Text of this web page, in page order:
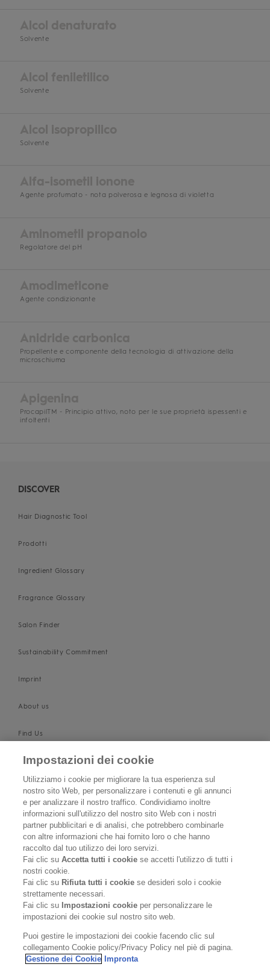
Alcol denaturato
Solvente
Alcol feniletilico
Solvente
Alcol isopropilico
Solvente
Alfa-isometil ionone
Agente profumato - nota polverosa e legnosa di violetta
Aminometil propanolo
Regolatore del pH
Amodimeticone
Agente condizionante
Anidride carbonica
Propellente e componente della tecnologia di attivazione della
microschiuma
Apigenina
ProcapilTM - Principio attivo, noto per le sue proprietà ispessenti e
infoltenti
DISCOVER
Hair Diagnostic Tool
Prodotti
Ingredient Glossary
Fragrance Glossary
Salon Finder
Sustainability Commitment
Imprint
About us
Find Us
SUPPORT
Contact Us
Become a Stockist
Privacy Policy
Cookie Policy
Terms & Conditions
FOLLOW US
Impostazioni dei cookie
Utilizziamo i cookie per migliorare la tua esperienza sul
nostro sito Web, per personalizzare i contenuti e gli annunci
e per analizzare il nostro traffico. Condividiamo inoltre
informazioni sull'utilizzo del nostro sito Web con i nostri
partner pubblicitari e di analisi, che potrebbero combinarle
con altre informazioni che hai fornito loro o che hanno
raccolto dal tuo utilizzo dei loro servizi.
Fai clic suAccetta tutti i cookie se accetti l'utilizzo di tutti i
nostri cookie.
Fai clic su Rifiuta tutti i cookie se desideri solo i cookie
strettamente necessari.
Fai clic su Impostazioni cookie per personalizzare le
impostazioni dei cookie sul nostro sito web.
Puoi gestire le impostazioni dei cookie facendo clic sul
collegamento Cookie policy/Privacy Policy nel piè di pagina.
Gestione dei Cookie Impronta